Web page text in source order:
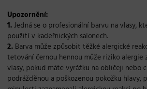
Upozornění:
1. Jedná se o profesionální barvu na vlasy,
použití v kadeřnických salonech.
2. Barva může způsobit těžké alergické
tetování černou hennou může riziko alergie
vlasy, pokud máte vyrážku na obličeji nebo
podrážděnou a poškozenou pokožku hlavy,